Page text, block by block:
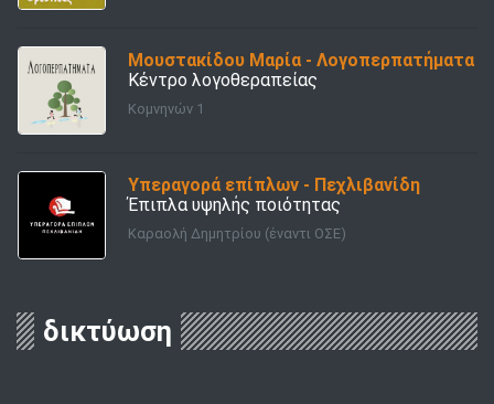
Μουστακίδου Μαρία - Λογοπερπατήματα
Κέντρο λογοθεραπείας
Κομνηνών 1
Υπεραγορά επίπλων - Πεχλιβανίδη
Έπιπλα υψηλής ποιότητας
Καραολή Δημητρίου (έναντι ΟΣΕ)
δικτύωση